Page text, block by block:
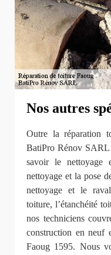
Nos autres
Outre la réparation
BatiPro Rénov SARL
savoir le nettoyage
nettoyage et la pose
nettoyage et le
toiture, l’étanchéité
nos techniciens
construction en neuf
Faoug 1595. Nous